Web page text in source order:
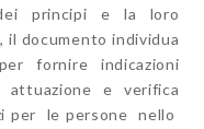
principi e la loro
documento individua
fornire indicazioni
attuazione e verifica
per le persone nello